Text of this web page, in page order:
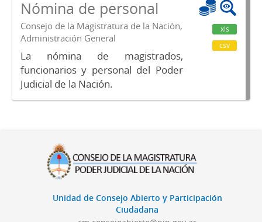
Nómina de personal
Consejo de la Magistratura de la Nación,
Administración General
La nómina de magistrados,
funcionarios y personal del Poder
Judicial de la Nación.
xls
csv
Unidad de Consejo Abierto y Participación
Ciudadana